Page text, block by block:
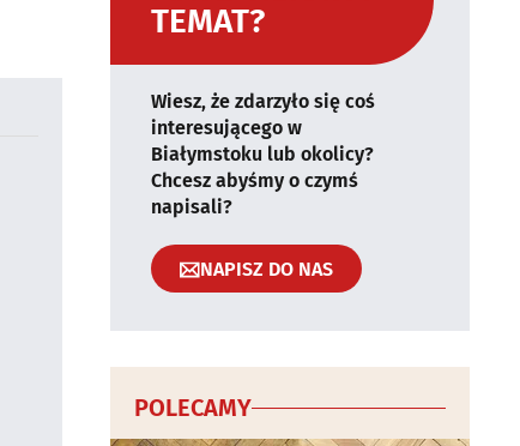
TEMAT?
Wiesz, że zdarzyło się coś
interesującego w
Białymstoku lub okolicy?
Chcesz abyśmy o czymś
napisali?
NAPISZ DO NAS
POLECAMY